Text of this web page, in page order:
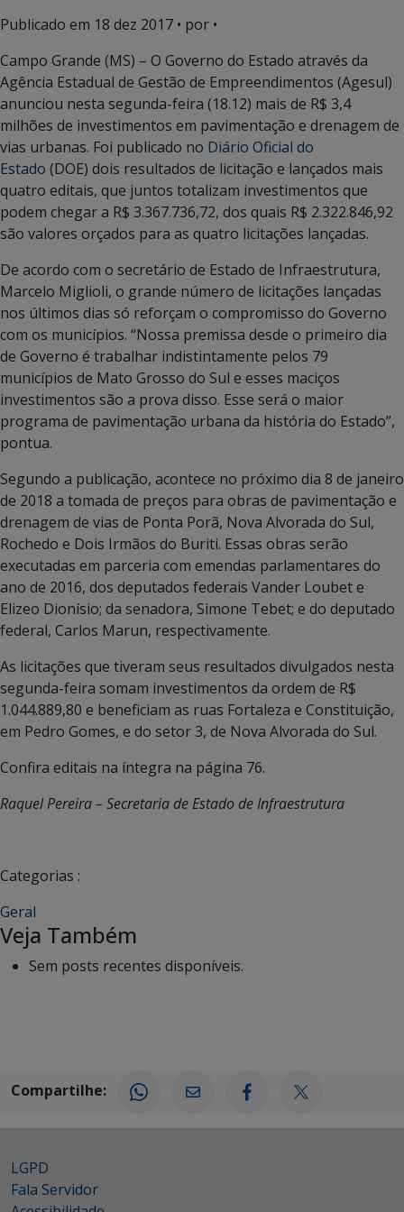
Publicado em 18 dez 2017 • por •
Campo Grande (MS) – O Governo do Estado através da
Agência Estadual de Gestão de Empreendimentos (Agesul)
anunciou nesta segunda-feira (18.12) mais de R$ 3,4
milhões de investimentos em pavimentação e drenagem de
vias urbanas. Foi publicado no Diário Oficial do
Estado (DOE) dois resultados de licitação e lançados mais
quatro editais, que juntos totalizam investimentos que
podem chegar a R$ 3.367.736,72, dos quais R$ 2.322.846,92
são valores orçados para as quatro licitações lançadas.
De acordo com o secretário de Estado de Infraestrutura,
Marcelo Miglioli, o grande número de licitações lançadas
nos últimos dias só reforçam o compromisso do Governo
com os municípios. “Nossa premissa desde o primeiro dia
de Governo é trabalhar indistintamente pelos 79
municípios de Mato Grosso do Sul e esses maciços
investimentos são a prova disso. Esse será o maior
programa de pavimentação urbana da história do Estado”,
pontua.
Segundo a publicação, acontece no próximo dia 8 de janeiro
de 2018 a tomada de preços para obras de pavimentação e
drenagem de vias de Ponta Porã, Nova Alvorada do Sul,
Rochedo e Dois Irmãos do Buriti. Essas obras serão
executadas em parceria com emendas parlamentares do
ano de 2016, dos deputados federais Vander Loubet e
Elizeo Dionísio; da senadora, Simone Tebet; e do deputado
federal, Carlos Marun, respectivamente.
As licitações que tiveram seus resultados divulgados nesta
segunda-feira somam investimentos da ordem de R$
1.044.889,80 e beneficiam as ruas Fortaleza e Constituição,
em Pedro Gomes, e do setor 3, de Nova Alvorada do Sul.
Confira editais na íntegra na página 76.
Raquel Pereira – Secretaria de Estado de Infraestrutura
Categorias :
Geral
Veja Também
Sem posts recentes disponíveis.
Compartilhe:
LGPD
Fala Servidor